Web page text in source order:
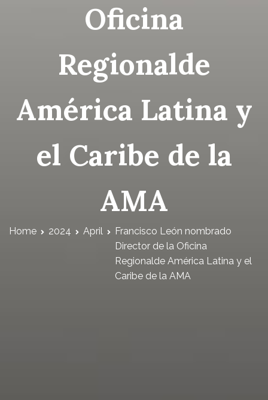
Oficina
Regionalde
América Latina y
el Caribe de la
AMA
Home 2024 April
Francisco León nombrado
Director de la Oficina
Regionalde América Latina y el
Caribe de la AMA